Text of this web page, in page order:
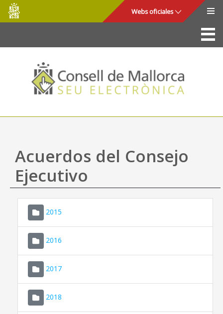
Saltar al contenido principal
Consell
de
Mallorca
Webs oficiales
La Sede
Consejo de Mallorca
Acceso y seguridad
Utilidades
Mapa web
Ayuda
Acuerdos del Consejo
Ejecutivo
2015
2016
2017
2018